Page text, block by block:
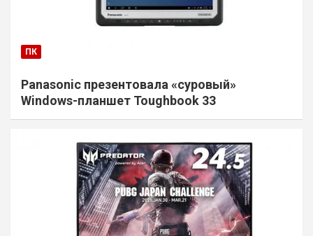
ПК
Panasonic презентовала «суровый»
Windows-планшет Toughbook 33